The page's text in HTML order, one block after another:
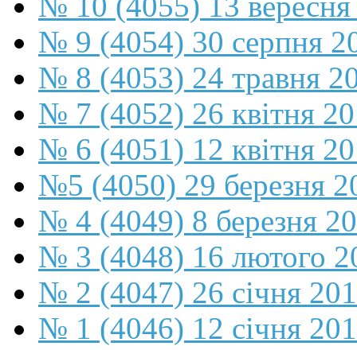
№ 9 (4054) 30 серпня
№ 8 (4053) 24 травня
№ 7 (4052) 26 квітня
№ 6 (4051) 12 квітня
№5 (4050) 29 березня
№ 4 (4049) 8 березня
№ 3 (4048) 16 лютого
№ 2 (4047) 26 січня
№ 1 (4046) 12 січня